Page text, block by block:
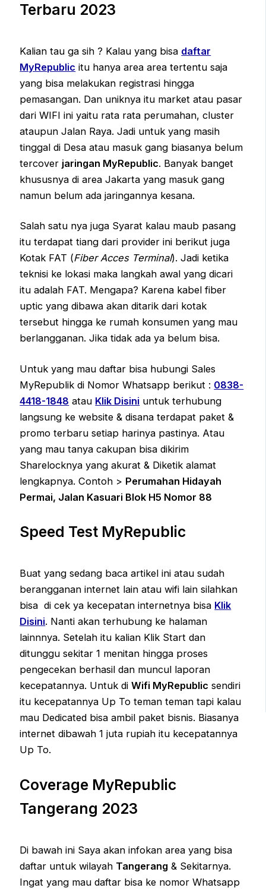
Terbaru 2023
Kalian tau ga sih ? Kalau yang bisa daftar
MyRepublic itu hanya area area tertentu saja
yang bisa melakukan registrasi hingga
pemasangan. Dan uniknya itu market atau pasar
dari WIFI ini yaitu rata rata perumahan, cluster
ataupun Jalan Raya. Jadi untuk yang masih
tinggal di Desa atau masuk gang biasanya belum
tercover jaringan MyRepublic. Banyak banget
khususnya di area Jakarta yang masuk gang
namun belum ada jaringannya kesana.
Salah satu nya juga Syarat kalau maub pasang
itu terdapat tiang dari provider ini berikut juga
Kotak FAT (Fiber Acces Terminal). Jadi ketika
teknisi ke lokasi maka langkah awal yang dicari
itu adalah FAT. Mengapa? Karena kabel fiber
uptic yang dibawa akan ditarik dari kotak
tersebut hingga ke rumah konsumen yang mau
berlangganan. Jika tidak ada ya belum bisa.
Untuk yang mau daftar bisa hubungi Sales
MyRepublik di Nomor Whatsapp berikut : 0838-
4418-1848 atau Klik Disini untuk terhubung
langsung ke website & disana terdapat paket &
promo terbaru setiap harinya pastinya. Atau
yang mau tanya cakupan bisa dikirim
Sharelocknya yang akurat & Diketik alamat
lengkapnya. Contoh > Perumahan Hidayah
Permai, Jalan Kasuari Blok H5 Nomor 88
Speed Test MyRepublic
Buat yang sedang baca artikel ini atau sudah
berangganan internet lain atau wifi lain silahkan
bisa di cek ya kecepatan internetnya bisa Klik
Disini. Nanti akan terhubung ke halaman
lainnnya. Setelah itu kalian Klik Start dan
ditunggu sekitar 1 menitan hingga proses
pengecekan berhasil dan muncul laporan
kecepatannya. Untuk diWifi MyRepublic sendiri
itu kecepatannya Up To teman teman tapi kalau
mau Dedicated bisa ambil paket bisnis. Biasanya
internet dibawah 1 juta rupiah itu kecepatannya
Up To.
Coverage MyRepublic
Tangerang 2023
Di bawah ini Saya akan infokan area yang bisa
daftar untuk wilayah Tangerang & Sekitarnya.
Ingat yang mau daftar bisa ke nomor Whatsapp